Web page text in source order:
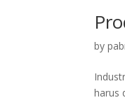
by
harus